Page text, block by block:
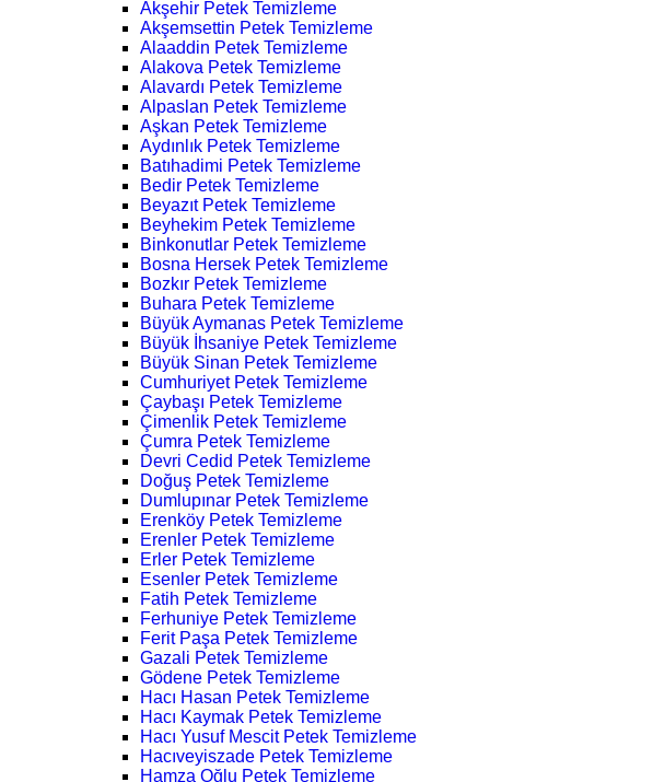
Akşehir Petek Temizleme
Akşemsettin Petek Temizleme
Alaaddin Petek Temizleme
Alakova Petek Temizleme
Alavardı Petek Temizleme
Alpaslan Petek Temizleme
Aşkan Petek Temizleme
Aydınlık Petek Temizleme
Batıhadimi Petek Temizleme
Bedir Petek Temizleme
Beyazıt Petek Temizleme
Beyhekim Petek Temizleme
Binkonutlar Petek Temizleme
Bosna Hersek Petek Temizleme
Bozkır Petek Temizleme
Buhara Petek Temizleme
Büyük Aymanas Petek Temizleme
Büyük İhsaniye Petek Temizleme
Büyük Sinan Petek Temizleme
Cumhuriyet Petek Temizleme
Çaybaşı Petek Temizleme
Çimenlik Petek Temizleme
Çumra Petek Temizleme
Devri Cedid Petek Temizleme
Doğuş Petek Temizleme
Dumlupınar Petek Temizleme
Erenköy Petek Temizleme
Erenler Petek Temizleme
Erler Petek Temizleme
Esenler Petek Temizleme
Fatih Petek Temizleme
Ferhuniye Petek Temizleme
Ferit Paşa Petek Temizleme
Gazali Petek Temizleme
Gödene Petek Temizleme
Hacı Hasan Petek Temizleme
Hacı Kaymak Petek Temizleme
Hacı Yusuf Mescit Petek Temizleme
Hacıveyiszade Petek Temizleme
Hamza Oğlu Petek Temizleme